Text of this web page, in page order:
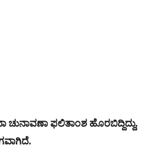
ಚುನಾವಣಾ ಫಲಿತಾಂಶ ಹೊರಬಿದ್ದಿದ್ದು,